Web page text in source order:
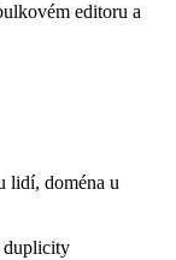
editoru a
lidí, doména u
duplicity